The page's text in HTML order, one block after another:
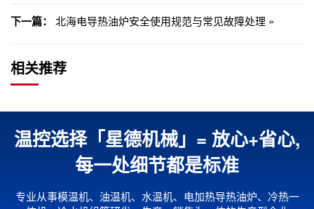
下一篇： 北海电导热油炉安全使用规范与常见故障处理 »
相关推荐
温控选择「星德机械」= 放心+省心,
每一处细节都是标准
专业从事模温机、油温机、水温机、电加热导热油炉、冷热一